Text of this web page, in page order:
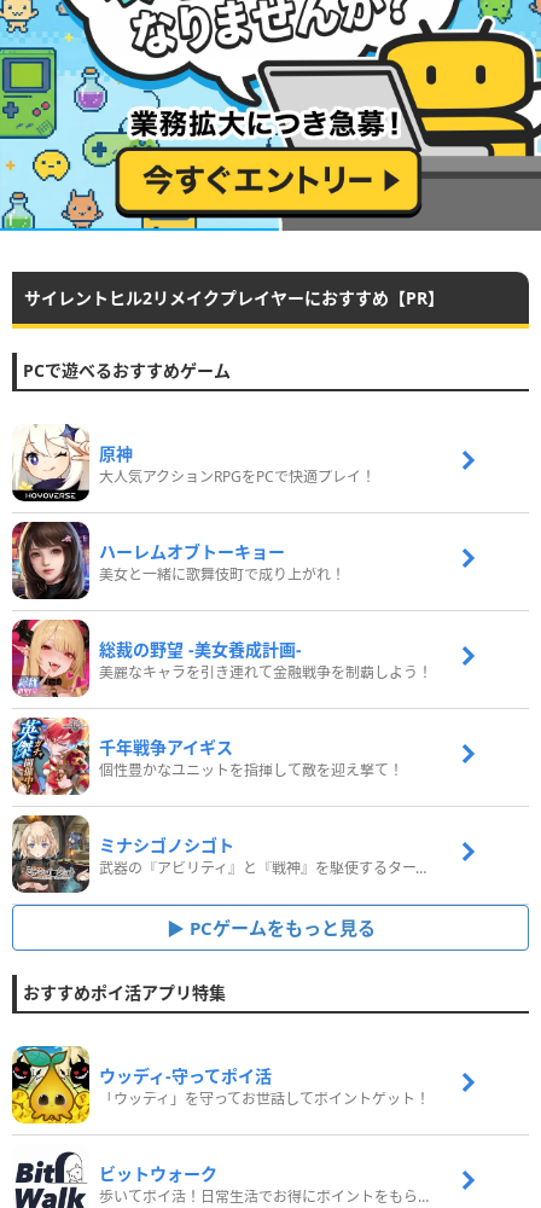
サイレントヒル2リメイクプレイヤーにおすすめ【PR】
PCで遊べるおすすめゲーム
原神
大人気アクションRPGをPCで快適プレイ！
ハーレムオブトーキョー
美女と一緒に歌舞伎町で成り上がれ！
総裁の野望 -美女養成計画-
美麗なキャラを引き連れて金融戦争を制覇しよう！
千年戦争アイギス
個性豊かなユニットを指揮して敵を迎え撃て！
ミナシゴノシゴト
武器の『アビリティ』と『戦神』を駆使するターン制コマンドバトルRPG！
PCゲームをもっと見る
おすすめポイ活アプリ特集
ウッディ‐守ってポイ活
「ウッディ」を守ってお世話してポイントゲット！
ビットウォーク
歩いてポイ活！日常生活でお得にポイントをもらおう